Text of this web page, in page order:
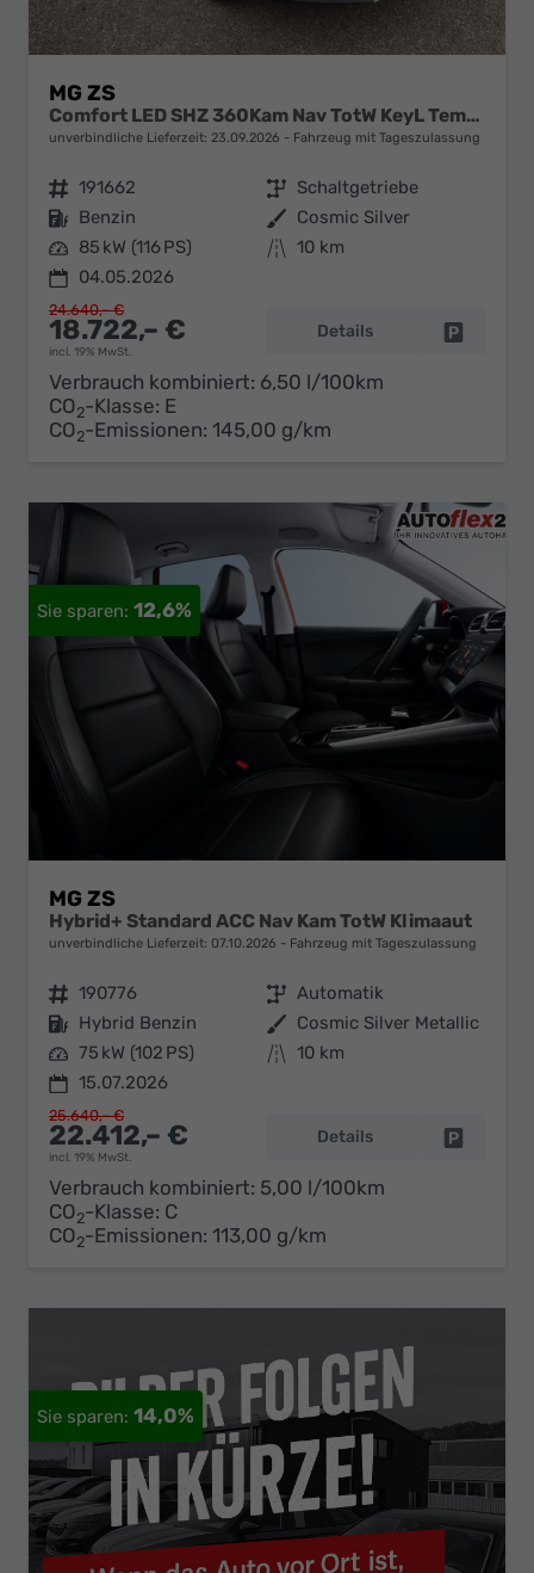
MG ZS
Comfort LED SHZ 360Kam Nav TotW KeyL Temp 17Z
unverbindliche Lieferzeit: 23.09.2026 Fahrzeug mit Tageszulassung
Fahrzeugnr. 191662 Getriebe Schaltgetriebe
Kraftstoff Benzin Außenfarbe Cosmic Silver
Leistung 85 kW (116 PS) Kilometerstand 10 km
04.05.2026
18.722,– €
incl. 19% MwSt.
24.640,– €
Details
Verbrauch kombiniert: 6,50 l/100km
CO2-Klasse: E
CO2-Emissionen: 145,00 g/km
12,6%
MG ZS
Hybrid+ Standard ACC Nav Kam TotW Klimaaut
unverbindliche Lieferzeit: 07.10.2026 Fahrzeug mit Tageszulassung
Fahrzeugnr. 190776 Getriebe Automatik
Kraftstoff Hybrid Benzin Außenfarbe Cosmic Silver Metallic
Leistung 75 kW (102 PS) Kilometerstand 10 km
15.07.2026
22.412,– €
incl. 19% MwSt.
25.640,– €
Details
Verbrauch kombiniert: 5,00 l/100km
CO2-Klasse: C
CO2-Emissionen: 113,00 g/km
14,0%